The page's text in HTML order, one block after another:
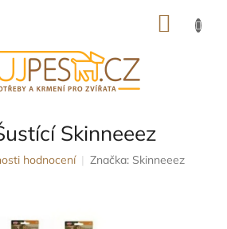
Skinneeez
hodnocení Značka: Skinneeez